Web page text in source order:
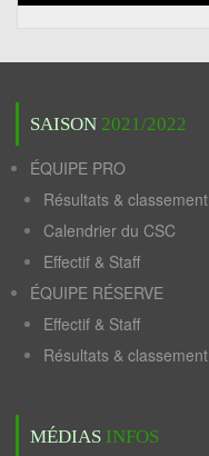
SAISON 2021/2022
ÉQUIPE PRO
Résultats & classement
Calendrier du CSC
Effectif & Staff
ÉQUIPE RÉSERVE
Effectif & Staff
Résultats & classement
MÉDIAS INFOS